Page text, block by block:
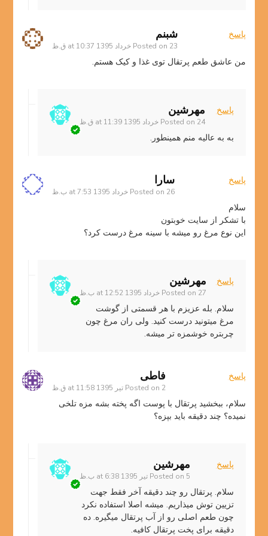
شبنم
Posted on 23 خرداد 1395 at 10:37 ق.ظ
پاسخ
من عاشق طعم پرتقال توی غذا و کیک هستم.
مهرشین
Posted on 24 خرداد 1395 at 11:39 ق.ظ
پاسخ
به به عالیه منم همینطور.
سارا
Posted on 26 خرداد 1395 at 7:53 ب.ظ
پاسخ
سلام
با تشکر از سایت خوبتون
این نوع مرغ رو میشه با سینه مرغ درست کرد؟
مهرشین
Posted on 27 خرداد 1395 at 12:52 ب.ظ
پاسخ
سلام. بله عزیزم با هر قسمتی از گوشت
مرغ میتونید درست کنید. ولی ران مرغ چون
چربتره خوشمزه تر میشه.
فاطی
Posted on 2 تیر 1395 at 11:58 ق.ظ
پاسخ
سلام، ببخشید پرتقال با پوست اگه پخته بشه مزه تلخی
نمیده؟ چند دقیقه باید بپزه؟
مهرشین
Posted on 5 تیر 1395 at 6:38 ب.ظ
پاسخ
سلام. پرتقال رو چند دقیقه آخر فقط جهت
تزیین توش میذاریم. میشه اصلا استفاده نکرد
چون طعم اصلی رو از آب پرتقال میگیره. ده
دقیقه برای پخت پرتقال کافیه.